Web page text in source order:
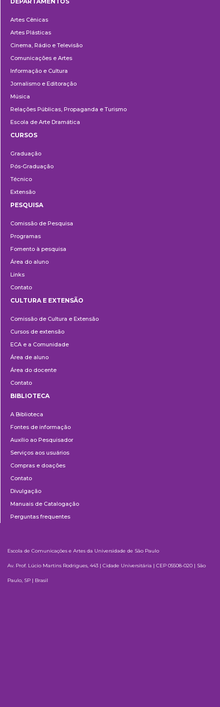
Artes Cênicas
Artes Plásticas
Cinema, Rádio e Televisão
Comunicações e Artes
Informação e Cultura
Jornalismo e Editoração
Música
Relações Públicas, Propaganda e Turismo
Escola de Arte Dramática
CURSOS
Graduação
Pós-Graduação
Técnico
Extensão
PESQUISA
Comissão de Pesquisa
Programas
Fomento à pesquisa
Área do aluno
Links
Contato
e
Extensão
CULTURA E EXTENSÃO
Comissão de Cultura e Extensão
Cursos de extensão
ECA e a Comunidade
Área de aluno
Área do docente
Contato
BIBLIOTECA
A Biblioteca
Fontes de informação
Auxílio ao Pesquisador
Serviços aos usuários
Compras e doações
Contato
Divulgação
Manuais de Catalogação
Perguntas frequentes
Escola de Comunicações e Artes da Universidade de São Paulo
Av. Prof. Lúcio Martins Rodrigues, 443 | Cidade Universitária | CEP 05508-020 | São
Paulo, SP | Brasil